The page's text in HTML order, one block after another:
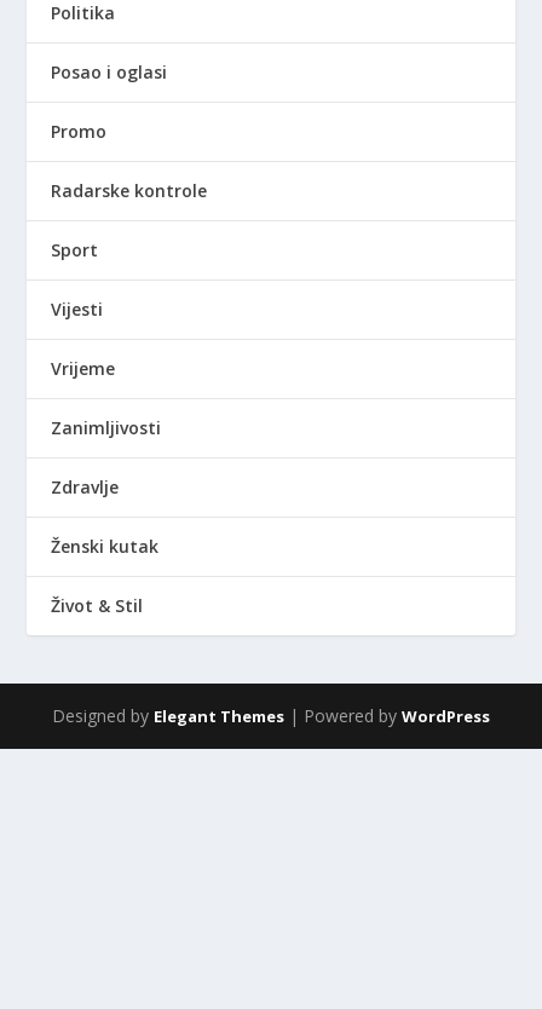
Politika
Posao i oglasi
Promo
Radarske kontrole
Sport
Vijesti
Vrijeme
Zanimljivosti
Zdravlje
Ženski kutak
Život & Stil
Designed by Elegant Themes | Powered by WordPress